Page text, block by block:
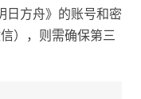
日方舟》的账号和密
），则需确保第三